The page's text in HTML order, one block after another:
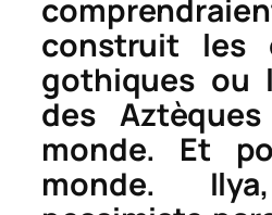
construit les
gothiques ou
des
monde. Et
monde.